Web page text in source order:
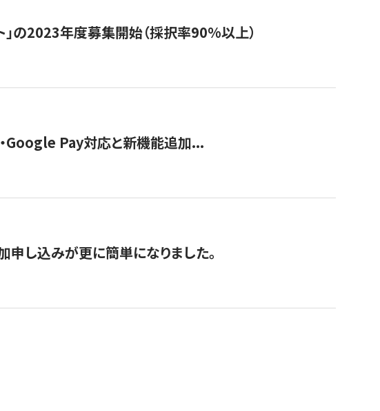
の2023年度募集開始（採択率90%以上）
Google Pay対応と新機能追加...
し込みが更に簡単になりました。